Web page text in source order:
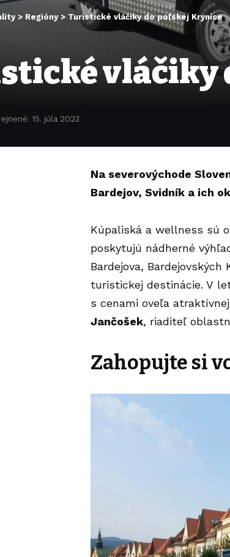
> Regióny> Turistické vláčiky do poľskej Krynice
vláčiky
15. júla 2023
Na severovýchode
Bardejov, Svidník a ich
Kúpaliská a wellness sú
poskytujú nádherné
Bardejova,
turistickej destinácie. V
s cenami oveľa
Jančošek, riaditeľ
Zahopujte si